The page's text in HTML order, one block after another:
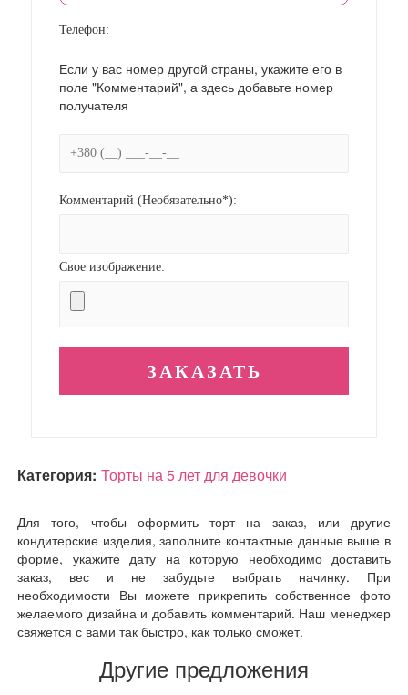
Телефон:
Если у вас номер другой страны, укажите его в
поле "Комментарий", а здесь добавьте номер
получателя
Комментарий (Необязательно*):
Свое изображение:
Категория: Торты на 5 лет для девочки
Для того, чтобы оформить торт на заказ, или другие
кондитерские изделия, заполните контактные данные выше в
форме, укажите дату на которую необходимо доставить
заказ, вес и не забудьте выбрать начинку. При
необходимости Вы можете прикрепить собственное фото
желаемого дизайна и добавить комментарий. Наш менеджер
свяжется с вами так быстро, как только сможет.
Другие предложения